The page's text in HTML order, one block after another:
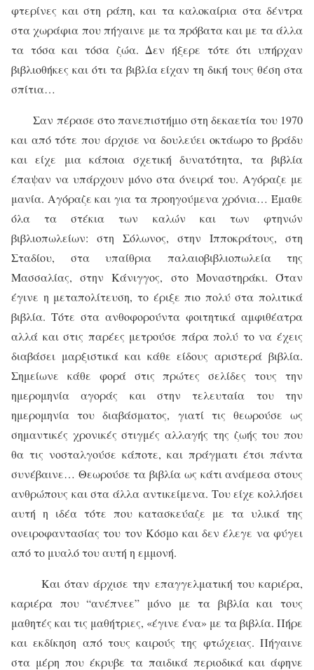
φτερίνες και στη ράπη, και τα καλοκαίρια στα δέντρα
στα χωράφια που πήγαινε με τα πρόβατα και με τα άλλα
τα τόσα και τόσα ζώα. Δεν ήξερε τότε ότι υπήρχαν
βιβλιοθήκες και ότι τα βιβλία είχαν τη δική τους θέση στα
σπίτια…
Σαν πέρασε στο πανεπιστήμιο στη δεκαετία του 1970
και από τότε που άρχισε να δουλεύει οκτάωρο το βράδυ
και είχε μια κάποια σχετική δυνατότητα, τα βιβλία
έπαψαν να υπάρχουν μόνο στα όνειρά του. Αγόραζε με
μανία. Αγόραζε και για τα προηγούμενα χρόνια… Έμαθε
όλα τα στέκια των καλών και των φτηνών
βιβλιοπωλείων: στη Σόλωνος, στην Ιπποκράτους, στη
Σταδίου, στα υπαίθρια παλαιοβιβλιοπωλεία της
Μασσαλίας, στην Κάνιγγος, στο Μοναστηράκι. Όταν
έγινε η μεταπολίτευση, το έριξε πιο πολύ στα πολιτικά
βιβλία. Τότε στα ανθοφορούντα φοιτητικά αμφιθέατρα
αλλά και στις παρέες μετρούσε πάρα πολύ το να έχεις
διαβάσει μαρξιστικά και κάθε είδους αριστερά βιβλία.
Σημείωνε κάθε φορά στις πρώτες σελίδες τους την
ημερομηνία αγοράς και στην τελευταία του την
ημερομηνία του διαβάσματος, γιατί τις θεωρούσε ως
σημαντικές χρονικές στιγμές αλλαγής της ζωής του που
θα τις νοσταλγούσε κάποτε, και πράγματι έτσι πάντα
συνέβαινε… Θεωρούσε τα βιβλία ως κάτι ανάμεσα στους
ανθρώπους και στα άλλα αντικείμενα. Του είχε κολλήσει
αυτή η ιδέα τότε που κατασκεύαζε με τα υλικά της
ονειροφαντασίας του τον Κόσμο και δεν έλεγε να φύγει
από το μυαλό του αυτή η εμμονή.
Και όταν άρχισε την επαγγελματική του καριέρα,
καριέρα που “ανέπνεε” μόνο με τα βιβλία και τους
μαθητές και τις μαθήτριες, «έγινε ένα» με τα βιβλία. Πήρε
και εκδίκηση από τους καιρούς της φτώχειας. Πήγαινε
στα μέρη που έκρυβε τα παιδικά περιοδικά και άφηνε